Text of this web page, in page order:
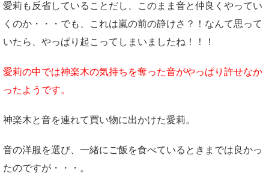
愛莉も反省していることだし、このまま音と仲良くやってい
くのか・・・でも、これは嵐の前の静けさ？！なんて思って
いたら、やっぱり起こってしまいましたね！！！
愛莉の中では神楽木の気持ちを奪った音がやっぱり許せなか
ったようです。
神楽木と音を連れて買い物に出かけた愛莉。
音の洋服を選び、一緒にご飯を食べているときまでは良かっ
たのですが・・・。